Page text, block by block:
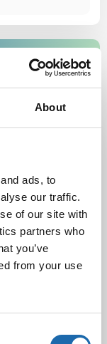
About
ads, to
our traffic.
of our site with
partners who
you’ve
from your use
2025!
nyt